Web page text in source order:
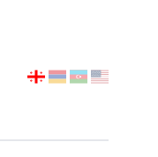
აირჩიეთ